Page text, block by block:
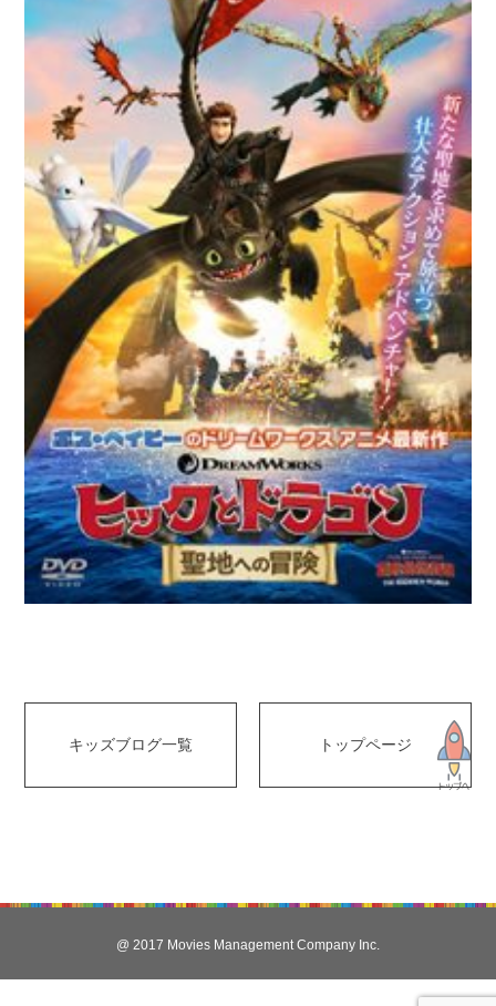
キッズブログ一覧 トップページ
@ 2017 Movies Management Company Inc.